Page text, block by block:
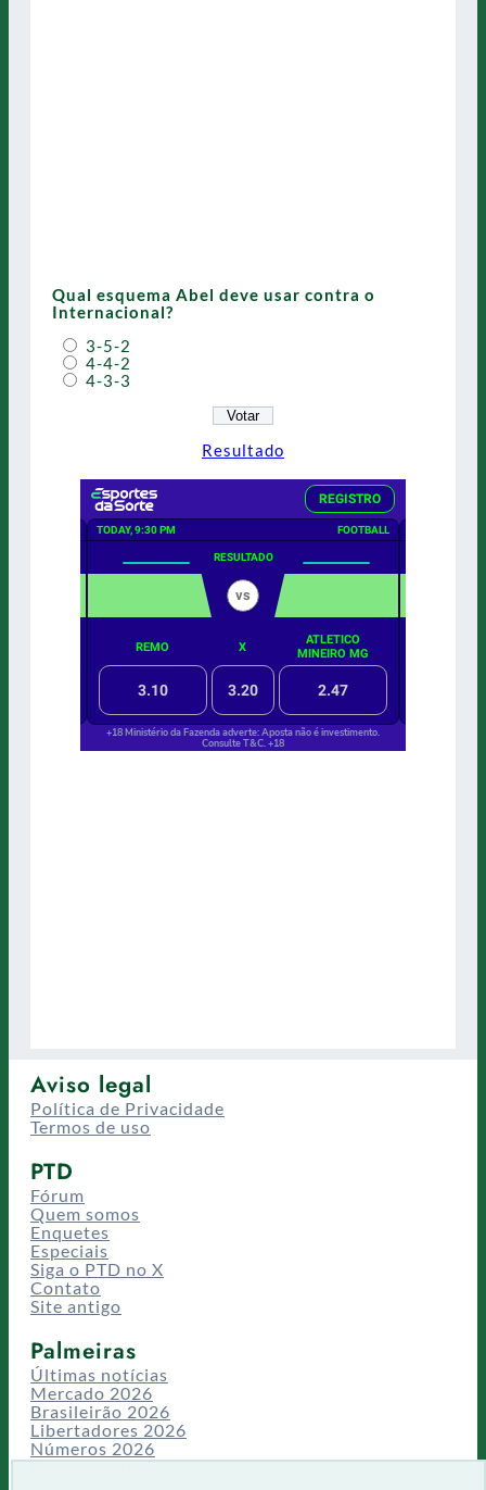
Qual esquema Abel deve usar contra o
Internacional?
3-5-2
4-4-2
4-3-3
Resultado
Aviso legal
Política de Privacidade
Termos de uso
PTD
Fórum
Quem somos
Enquetes
Especiais
Siga o PTD no X
Contato
Site antigo
Palmeiras
Últimas notícias
Mercado 2026
Brasileirão 2026
Libertadores 2026
Números 2026
Campeonatos